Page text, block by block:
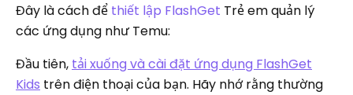
Đây là cách để thiết lập FlashGet Trẻ em quản lý
các ứng dụng như Temu:
Đầu tiên, tải xuống và cài đặt ứng dụng FlashGet
Kids trên điện thoại của bạn. Hãy nhớ rằng thường